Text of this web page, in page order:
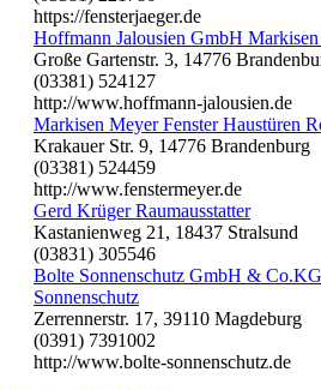
https://fensterjaeger.de
Hoffmann Jalousien GmbH
Große Gartenstr. 3, 14776
(03381) 524127
http://www.hoffmann-jalousien.de
Markisen Meyer Fenster Haustüren
Krakauer Str. 9, 14776 Brandenburg
(03381) 524459
http://www.fenstermeyer.de
Gerd Krüger Raumausstatter
Kastanienweg 21, 18437 Stralsund
(03831) 305546
Bolte Sonnenschutz GmbH &
Sonnenschutz
Zerrennerstr. 17, 39110 Magdeburg
(0391) 7391002
http://www.bolte-sonnenschutz.de